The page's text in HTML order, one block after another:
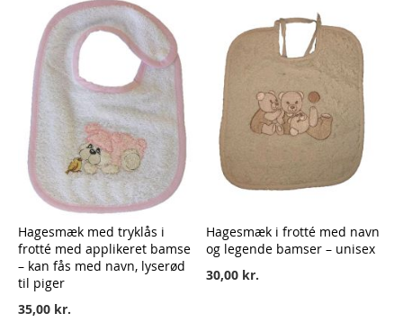
Hagesmæk med tryklås i
frotté med applikeret bamse
– kan fås med navn, lyserød
til piger
35,00 kr.
Hagesmæk i frotté med navn
og legende bamser – unisex
30,00 kr.